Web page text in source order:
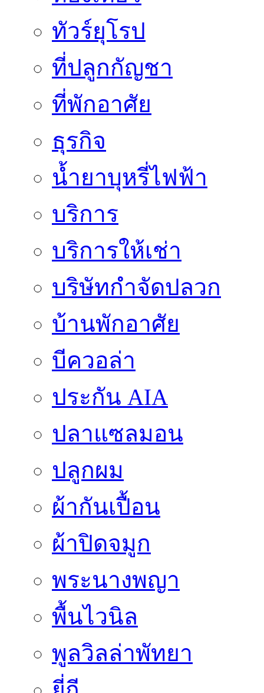
ทัวร์ยุโรป
ที่ปลูกกัญชา
ที่พักอาศัย
ธุรกิจ
น้ำยาบุหรี่ไฟฟ้า
บริการ
บริการให้เช่า
บริษัทกำจัดปลวก
บ้านพักอาศัย
บีควอล่า
ประกัน AIA
ปลาแซลมอน
ปลูกผม
ผ้ากันเปื้อน
ผ้าปิดจมูก
พระนางพญา
พื้นไวนิล
พูลวิลล่าพัทยา